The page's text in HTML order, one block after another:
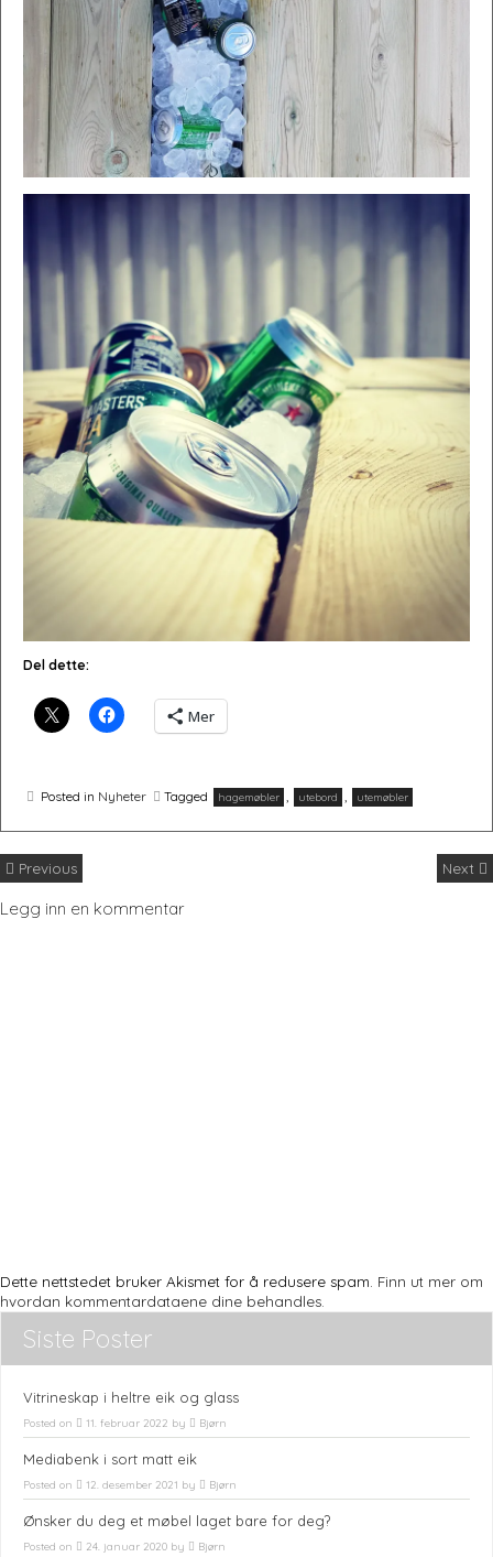
Del dette:
Mer
Posted in Nyheter Tagged hagemøbler utebord utemøbler
Previous Next
Legg inn en kommentar
Dette nettstedet bruker Akismet for å redusere spam. Finn ut mer om
hvordan kommentardataene dine behandles.
Siste Poster
Vitrineskap i heltre eik og glass
Posted on 11. februar 2022 by Bjørn
Mediabenk i sort matt eik
Posted on 12. desember 2021 by Bjørn
Ønsker du deg et møbel laget bare for deg?
Posted on 24. januar 2020 by Bjørn